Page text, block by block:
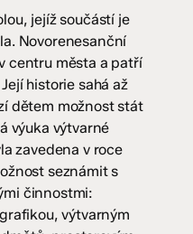
jejíž součástí je
Novorenesanční
centru města a patří
historie sahá až
dětem možnost stát
výuka výtvarné
zavedena v roce
seznámit s
činnostmi:
výtvarným